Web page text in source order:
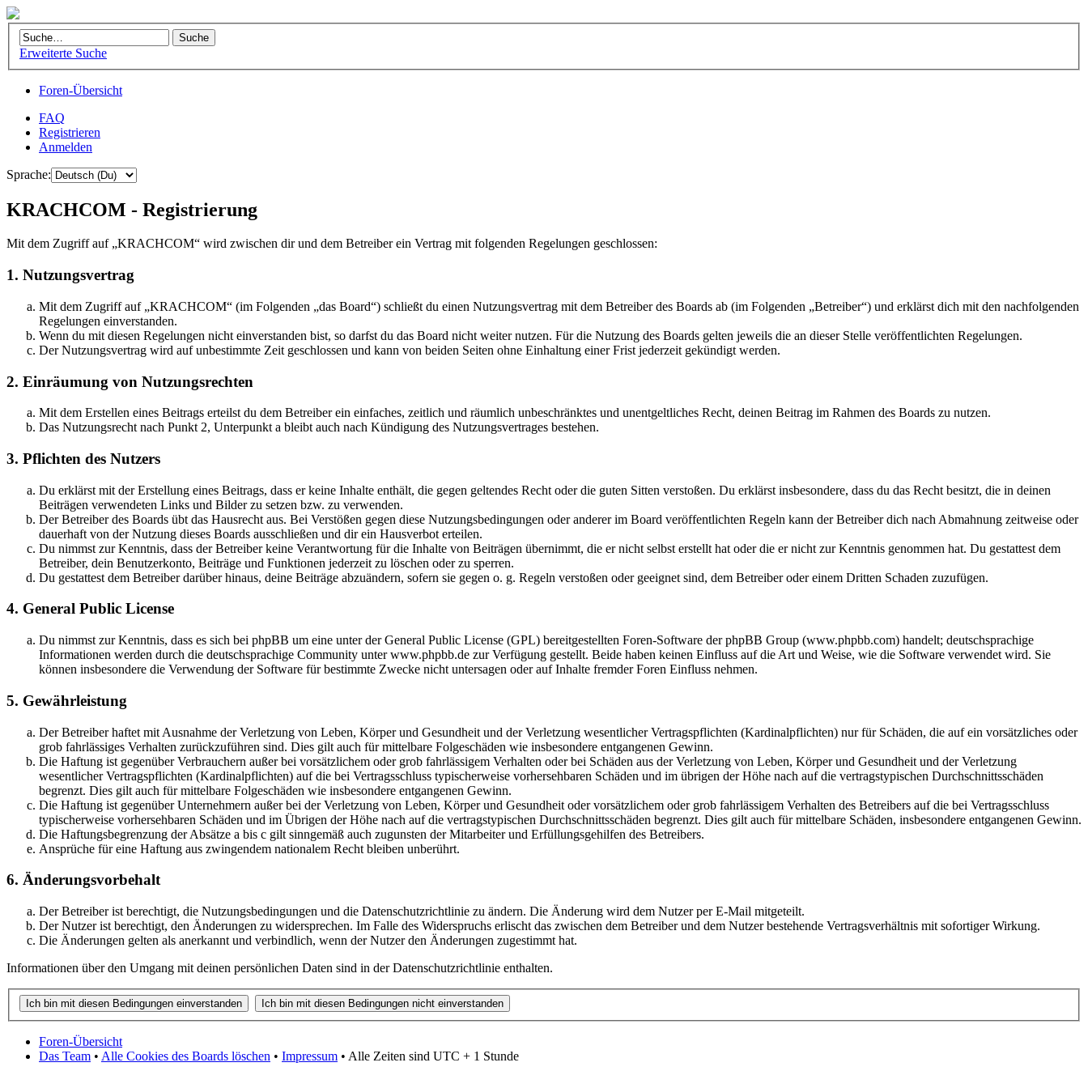
Erweiterte Suche
Foren-Übersicht
FAQ
Registrieren
Anmelden
Sprache:
KRACHCOM - Registrierung
Mit dem Zugriff auf „KRACHCOM“ wird zwischen dir und dem Betreiber ein Vertrag mit folgenden Regelungen geschlossen:
1. Nutzungsvertrag
Mit dem Zugriff auf „KRACHCOM“ (im Folgenden „das Board“) schließt du einen Nutzungsvertrag mit dem Betreiber des Boards ab (im Folgenden „Betreiber“) und erklärst dich mit den nachfolgenden
Regelungen einverstanden.
Wenn du mit diesen Regelungen nicht einverstanden bist, so darfst du das Board nicht weiter nutzen. Für die Nutzung des Boards gelten jeweils die an dieser Stelle veröffentlichten Regelungen.
Der Nutzungsvertrag wird auf unbestimmte Zeit geschlossen und kann von beiden Seiten ohne Einhaltung einer Frist jederzeit gekündigt werden.
2. Einräumung von Nutzungsrechten
Mit dem Erstellen eines Beitrags erteilst du dem Betreiber ein einfaches, zeitlich und räumlich unbeschränktes und unentgeltliches Recht, deinen Beitrag im Rahmen des Boards zu nutzen.
Das Nutzungsrecht nach Punkt 2, Unterpunkt a bleibt auch nach Kündigung des Nutzungsvertrages bestehen.
3. Pflichten des Nutzers
Du erklärst mit der Erstellung eines Beitrags, dass er keine Inhalte enthält, die gegen geltendes Recht oder die guten Sitten verstoßen. Du erklärst insbesondere, dass du das Recht besitzt, die in deinen
Beiträgen verwendeten Links und Bilder zu setzen bzw. zu verwenden.
Der Betreiber des Boards übt das Hausrecht aus. Bei Verstößen gegen diese Nutzungsbedingungen oder anderer im Board veröffentlichten Regeln kann der Betreiber dich nach Abmahnung zeitweise oder
dauerhaft von der Nutzung dieses Boards ausschließen und dir ein Hausverbot erteilen.
Du nimmst zur Kenntnis, dass der Betreiber keine Verantwortung für die Inhalte von Beiträgen übernimmt, die er nicht selbst erstellt hat oder die er nicht zur Kenntnis genommen hat. Du gestattest dem
Betreiber, dein Benutzerkonto, Beiträge und Funktionen jederzeit zu löschen oder zu sperren.
Du gestattest dem Betreiber darüber hinaus, deine Beiträge abzuändern, sofern sie gegen o. g. Regeln verstoßen oder geeignet sind, dem Betreiber oder einem Dritten Schaden zuzufügen.
4. General Public License
Du nimmst zur Kenntnis, dass es sich bei phpBB um eine unter der General Public License (GPL) bereitgestellten Foren-Software der phpBB Group (www.phpbb.com) handelt; deutschsprachige
Informationen werden durch die deutschsprachige Community unter www.phpbb.de zur Verfügung gestellt. Beide haben keinen Einfluss auf die Art und Weise, wie die Software verwendet wird. Sie
können insbesondere die Verwendung der Software für bestimmte Zwecke nicht untersagen oder auf Inhalte fremder Foren Einfluss nehmen.
5. Gewährleistung
Der Betreiber haftet mit Ausnahme der Verletzung von Leben, Körper und Gesundheit und der Verletzung wesentlicher Vertragspflichten (Kardinalpflichten) nur für Schäden, die auf ein vorsätzliches oder
grob fahrlässiges Verhalten zurückzuführen sind. Dies gilt auch für mittelbare Folgeschäden wie insbesondere entgangenen Gewinn.
Die Haftung ist gegenüber Verbrauchern außer bei vorsätzlichem oder grob fahrlässigem Verhalten oder bei Schäden aus der Verletzung von Leben, Körper und Gesundheit und der Verletzung
wesentlicher Vertragspflichten (Kardinalpflichten) auf die bei Vertragsschluss typischerweise vorhersehbaren Schäden und im übrigen der Höhe nach auf die vertragstypischen Durchschnittsschäden
begrenzt. Dies gilt auch für mittelbare Folgeschäden wie insbesondere entgangenen Gewinn.
Die Haftung ist gegenüber Unternehmern außer bei der Verletzung von Leben, Körper und Gesundheit oder vorsätzlichem oder grob fahrlässigem Verhalten des Betreibers auf die bei Vertragsschluss
typischerweise vorhersehbaren Schäden und im Übrigen der Höhe nach auf die vertragstypischen Durchschnittsschäden begrenzt. Dies gilt auch für mittelbare Schäden, insbesondere entgangenen Gewinn.
Die Haftungsbegrenzung der Absätze a bis c gilt sinngemäß auch zugunsten der Mitarbeiter und Erfüllungsgehilfen des Betreibers.
Ansprüche für eine Haftung aus zwingendem nationalem Recht bleiben unberührt.
6. Änderungsvorbehalt
Der Betreiber ist berechtigt, die Nutzungsbedingungen und die Datenschutzrichtlinie zu ändern. Die Änderung wird dem Nutzer per E-Mail mitgeteilt.
Der Nutzer ist berechtigt, den Änderungen zu widersprechen. Im Falle des Widerspruchs erlischt das zwischen dem Betreiber und dem Nutzer bestehende Vertragsverhältnis mit sofortiger Wirkung.
Die Änderungen gelten als anerkannt und verbindlich, wenn der Nutzer den Änderungen zugestimmt hat.
Informationen über den Umgang mit deinen persönlichen Daten sind in der Datenschutzrichtlinie enthalten.
Foren-Übersicht
Das Team • Alle Cookies des Boards löschen • Impressum • Alle Zeiten sind UTC + 1 Stunde